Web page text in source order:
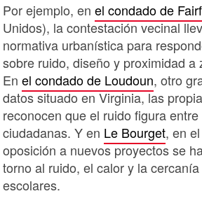
Por ejemplo, en el condado de
Unidos), la contestación vecinal
normativa urbanística para
sobre ruido, diseño y proximidad a
En el condado de Loudoun, otro
datos situado en Virginia, las
reconocen que el ruido figura
ciudadanas. Y en Le Bourget, en
oposición a nuevos proyectos se
torno al ruido, el calor y la
escolares.